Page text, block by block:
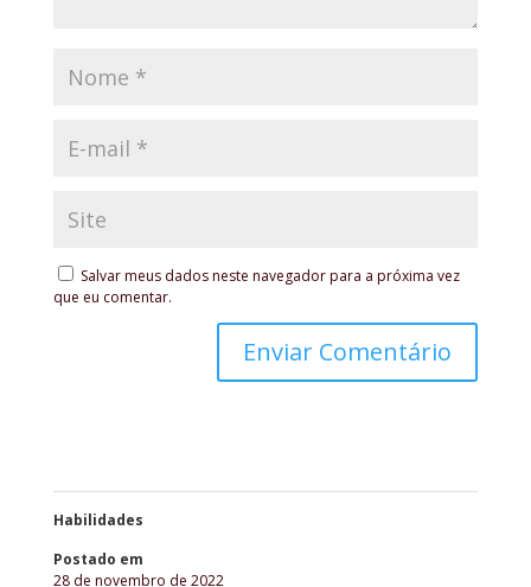
Salvar meus dados neste navegador para a próxima vez
que eu comentar.
Habilidades
Postado em
28 de novembro de 2022